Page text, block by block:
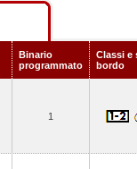
Binario
programmato
Classi e
bordo
1